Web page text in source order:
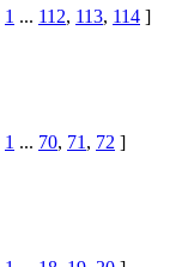
1 ... 112, 113, 114 ]
1 ... 70, 71 , 72 ]